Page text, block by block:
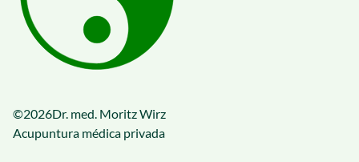
©2026Dr. med. Moritz Wirz
Acupuntura médica privada